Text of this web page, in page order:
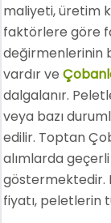
maliyeti, üretim
faktörlere göre
değirmenlerinin
vardır ve
dalgalanır.
veya bazı
edilir. Toptan
alımlarda
göstermektedir.
fiyatı, peletlerin